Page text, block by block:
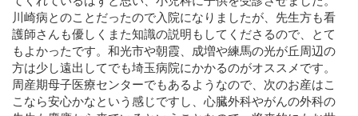
川崎病とのことだったので入院になりましたが、先生方も看
護師さんも優しくまた知識の説明もしてくださるので、とて
もよかったです。和光市や朝霞、成増や練馬の光が丘周辺の
方は少し遠出してでも埼玉病院にかかるのがオススメです。
周産期母子医療センターでもあるようなので、次のお産はこ
こなら安心かなという感じですし、心臓外科やがんの外科の